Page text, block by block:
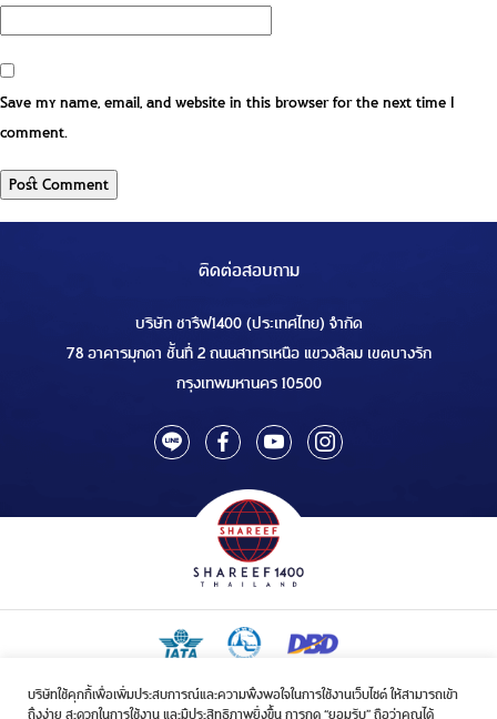
บริษัทใช้คุกกี้เพื่อเพิ่มประสบการณ์และความพึงพอใจในการใช้งานเว็บไซต์ ให้สามารถเข้า
ถึงง่าย สะดวกในการใช้งาน และมีประสิทธิภาพยิ่งขึ้น การกด “ยอมรับ” ถือว่าคุณได้
Save my name, email, and website in this browser for the next time I
comment.
ติดต่อสอบถาม
บริษัท ชารีฟ1400 (ประเทศไทย) จำกัด
78 อาคารมุกดา ชั้นที่ 2 ถนนสาทรเหนือ แขวงสีลม เขตบางรัก
กรุงเทพมหานคร 10500
ใบอนุญาตเป็นผู้ประกอบกิจการรับจัดบริการขนส่งในกิจการฮัจย์เลขที่ 1/2568